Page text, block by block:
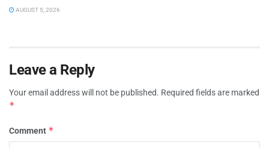
AUGUST 5, 2026
Leave a Reply
Your email address will not be published. Required fields are marked
*
Comment *